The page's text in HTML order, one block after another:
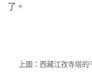
了。
上圖：西藏江孜寺塔